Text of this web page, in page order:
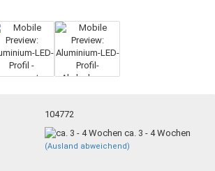
104772
ca. 3 - 4 Wochen
(Ausland abweichend)